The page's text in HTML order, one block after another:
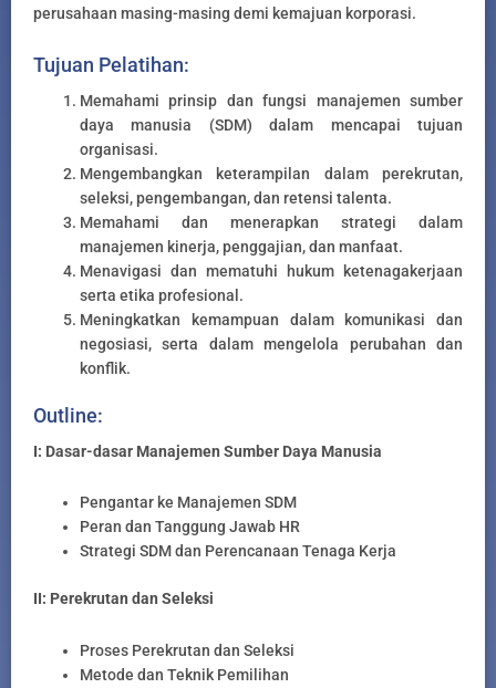
perusahaan masing-masing demi kemajuan korporasi.
Tujuan Pelatihan:
Memahami prinsip dan fungsi manajemen sumber
daya manusia (SDM) dalam mencapai tujuan
organisasi.
Mengembangkan keterampilan dalam perekrutan,
seleksi, pengembangan, dan retensi talenta.
Memahami dan menerapkan strategi dalam
manajemen kinerja, penggajian, dan manfaat.
Menavigasi dan mematuhi hukum ketenagakerjaan
serta etika profesional.
Meningkatkan kemampuan dalam komunikasi dan
negosiasi, serta dalam mengelola perubahan dan
konflik.
Outline:
I: Dasar-dasar Manajemen Sumber Daya Manusia
Pengantar ke Manajemen SDM
Peran dan Tanggung Jawab HR
Strategi SDM dan Perencanaan Tenaga Kerja
II: Perekrutan dan Seleksi
Proses Perekrutan dan Seleksi
Metode dan Teknik Pemilihan